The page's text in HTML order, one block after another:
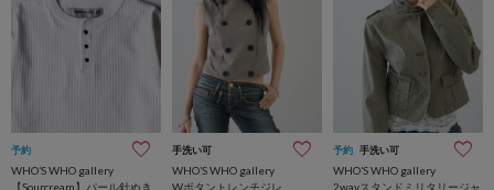
予約
WHO’S WHO gallery
【Sourcream】パール針ぬき
手洗い可
WHO’S WHO gallery
Wボタントレンチジレ
予約 手洗い可
WHO’S WHO gallery
2wayスタンドミリタリージャ